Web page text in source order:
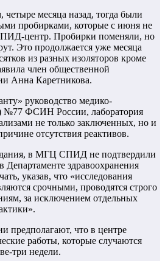
четыре месяца назад, тогда были
пробирками, которые с июня не
центр. Пробирки поменяли, но
Это продолжается уже месяца
из разных изоляторов кроме
член общественной
Анна Каретникова.
руководство медико-
№77 ФСИН России, лаборатория
не только заключенных, но и
отсутствия реактивов.
в МГЦ СПИД не подтвердили
Департаменте здравоохранения
указав, что «исследования
срочными, проводятся строго
за исключением отдельных
предполагают, что в центре
работы, которые случаются
три недели.